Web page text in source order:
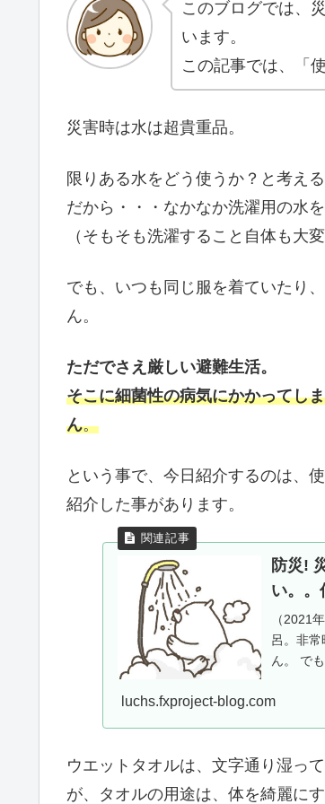
このブログでは、
います。
この記事では、「
災害時は水は超貴重品。
限りある水をどう使うか？と考え
だから・・・なかなか洗濯用の水
（そもそも洗濯すること自体も大
でも、いつも同じ服を着ていたり
ん。
ただでさえ厳しい避難生活。
そこに細菌性の病気にかかってし
ん。
という事で、今日紹介するのは、
紹介した事があります。
防災!
い。。
（2021
呂。非
ん。 で
らだ拭き
luchs.fxproject-blog.com
ウエットタオルは、文字通り湿っ
が、タオルの用途は、体を綺麗に